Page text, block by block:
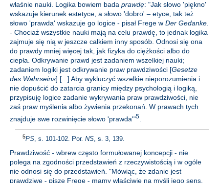
właśnie nauki. Logika bowiem bada prawdę: "Jak słowo 'piękno'
wskazuje kierunek estetyce, a słowo 'dobro' – etyce, tak też
słowo 'prawda' wskazuje go logice - pisał Frege w Der Gedanke.
- Chociaż wszystkie nauki mają na celu prawdę, to jednak logika
zajmuje się nią w jeszcze całkiem inny sposób. Odnosi się ona
do prawdy mniej więcej tak, jak fizyka do ciężkości albo do
ciepła. Odkrywanie prawd jest zadaniem wszelkiej nauki;
zadaniem logiki jest odkrywanie praw prawdziwości [Gesetze
des Wahrseins] [...] Aby wykluczyć wszelkie nieporozumienia i
nie dopuścić do zatarcia granicy między psychologią i logiką,
przypisuję logice zadanie wykrywania praw prawdziwości, nie
zaś praw myślenia albo żywienia przekonań. W prawach tych
znajduje swe rozwinięcie słowo 'prawda'"5
5PS, s. 101-102. Por. NS, s. 3, 139.
Prawdziwość - wbrew często formułowanej koncepcji - nie
polega na zgodności przedstawień z rzeczywistością i w ogóle
nie odnosi się do przedstawień. "Mówiąc, że zdanie jest
prawdziwe - pisze Frege - mamy właściwie na myśli jego sens.